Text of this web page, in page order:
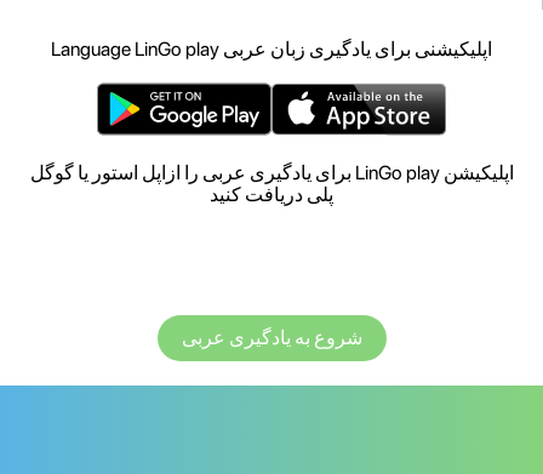
اپلیکیشنی برای یادگیری زبان عربی Language LinGo play
اپلیکیشن LinGo play برای یادگیری عربی را ازاپل استور یا گوگل
پلی دریافت کنید
شروع به یادگیری عربی